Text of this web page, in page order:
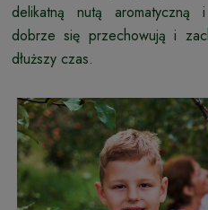
delikatną nutą aromatyczną
dobrze się przechowują i
dłuższy czas.